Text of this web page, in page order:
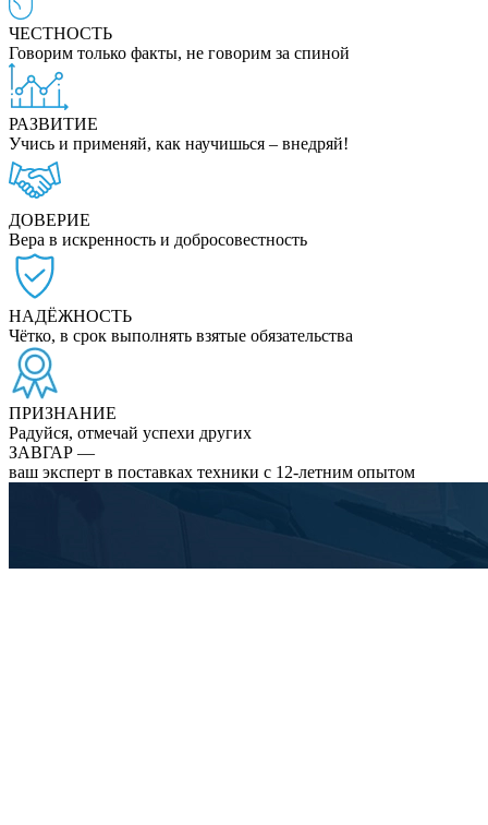
ЧЕСТНОСТЬ
Говорим только факты, не говорим за спиной
РАЗВИТИЕ
Учись и применяй, как научишься – внедряй!
ДОВЕРИЕ
Вера в искренность и добросовестность
НАДЁЖНОСТЬ
Чётко, в срок выполнять взятые обязательства
ПРИЗНАНИЕ
Радуйся, отмечай успехи других
ЗАВГАР —
ваш эксперт в поставках техники с 12-летним опытом